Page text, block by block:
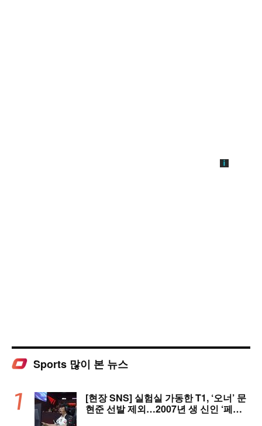
Sports 많이 본 뉴스
[현장 SNS] 실험실 가동한 T1, ‘오너’ 문
현준 선발 제외…2007년 생 신인 ‘페인